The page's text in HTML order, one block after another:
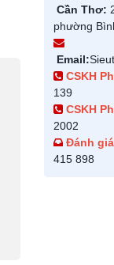
Cần Thơ:
phường
Email:
CSKH
139
CSKH
2002
Đánh
415 898